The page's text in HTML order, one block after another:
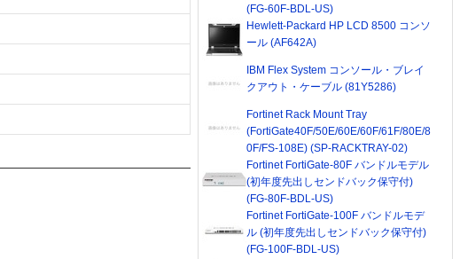
(FG-60F-BDL-US)
Hewlett-Packard HP LCD 8500 コンソ
ール (AF642A)
IBM Flex System コンソール・ブレイ
クアウト・ケーブル (81Y5286)
Fortinet Rack Mount Tray
(FortiGate40F/50E/60E/60F/61F/80E/8
0F/FS-108E) (SP-RACKTRAY-02)
Fortinet FortiGate-80F バンドルモデル
(初年度先出しセンドバック保守付)
(FG-80F-BDL-US)
Fortinet FortiGate-100F バンドルモデ
ル (初年度先出しセンドバック保守付)
(FG-100F-BDL-US)